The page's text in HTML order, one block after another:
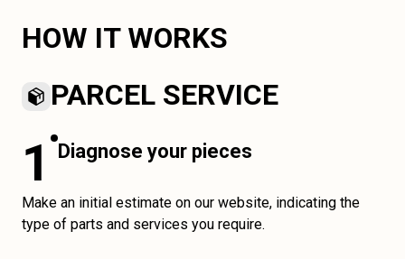
HOW IT WORKS
PARCEL SERVICE
1 Diagnose your pieces
Make an initial estimate on our website, indicating the
type of parts and services you require.